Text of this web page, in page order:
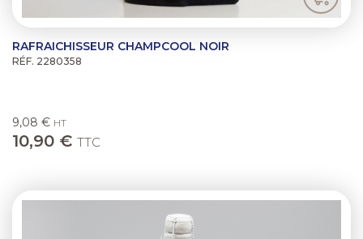
RAFRAICHISSEUR CHAMPCOOL NOIR
RÉF. 2280358
9,08 € HT
10,90 € TTC